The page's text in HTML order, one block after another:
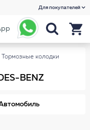
Для покупателей
Тормозные колодки
BENZ